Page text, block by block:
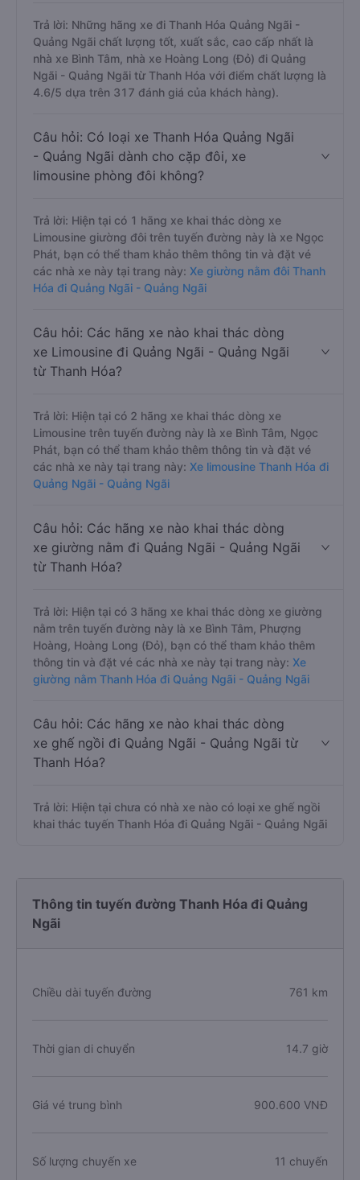
Trả lời: Những hãng xe đi Thanh Hóa Quảng Ngãi -
Quảng Ngãi chất lượng tốt, xuất sắc, cao cấp nhất là
nhà xe Bình Tâm, nhà xe Hoàng Long (Đỏ) đi Quảng
Ngãi - Quảng Ngãi từ Thanh Hóa với điểm chất lượng là
4.6/5 dựa trên 317 đánh giá của khách hàng).
Câu hỏi: Có loại xe Thanh Hóa Quảng Ngãi
- Quảng Ngãi dành cho cặp đôi, xe
limousine phòng đôi không?
Trả lời: Hiện tại có 1 hãng xe khai thác dòng xe
Limousine giường đôi trên tuyến đường này là xe Ngọc
Phát, bạn có thể tham khảo thêm thông tin và đặt vé
các nhà xe này tại trang này: Xe giường nằm đôi Thanh
Hóa đi Quảng Ngãi - Quảng Ngãi
Câu hỏi: Các hãng xe nào khai thác dòng
xe Limousine đi Quảng Ngãi - Quảng Ngãi
từ Thanh Hóa?
Trả lời: Hiện tại có 2 hãng xe khai thác dòng xe
Limousine trên tuyến đường này là xe Bình Tâm, Ngọc
Phát, bạn có thể tham khảo thêm thông tin và đặt vé
các nhà xe này tại trang này: Xe limousine Thanh Hóa đi
Quảng Ngãi - Quảng Ngãi
Câu hỏi: Các hãng xe nào khai thác dòng
xe giường nằm đi Quảng Ngãi - Quảng Ngãi
từ Thanh Hóa?
Trả lời: Hiện tại có 3 hãng xe khai thác dòng xe giường
nằm trên tuyến đường này là xe Bình Tâm, Phượng
Hoàng, Hoàng Long (Đỏ), bạn có thể tham khảo thêm
thông tin và đặt vé các nhà xe này tại trang này: Xe
giường nằm Thanh Hóa đi Quảng Ngãi - Quảng Ngãi
Câu hỏi: Các hãng xe nào khai thác dòng
xe ghế ngồi đi Quảng Ngãi - Quảng Ngãi từ
Thanh Hóa?
Trả lời: Hiện tại chưa có nhà xe nào có loại xe ghế ngồi
khai thác tuyến Thanh Hóa đi Quảng Ngãi - Quảng Ngãi
Thông tin tuyến đường Thanh Hóa đi Quảng
Ngãi
Chiều dài tuyến đường 761 km
Thời gian di chuyển 14.7 giờ
Giá vé trung bình 900.600 VNĐ
Số lượng chuyến xe 11 chuyến